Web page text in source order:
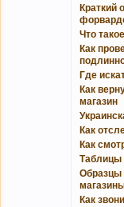
Краткий
Что
Как
Где
Как
магазин
Как
Как
Таблицы
Образцы
Как